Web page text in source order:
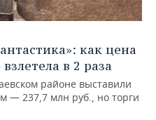
как цена
в 2 раза
районе выставили
— 237,7 млн руб., но торги